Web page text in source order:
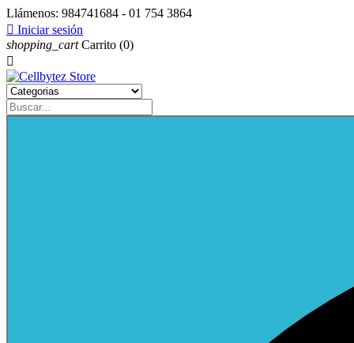
Llámenos: 984741684 - 01 754 3864
 Iniciar sesión
shopping_cart Carrito (0)
